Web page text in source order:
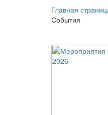
Главная
События